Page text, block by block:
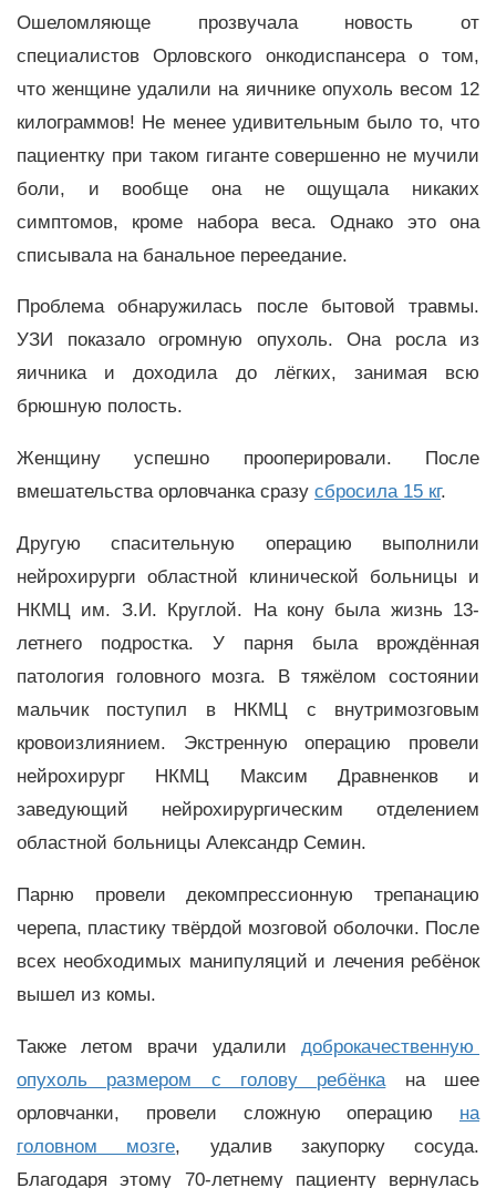
Ошеломляюще прозвучала новость от
специалистов Орловского онкодиспансера о том,
что женщине удалили на яичнике опухоль весом 12
килограммов! Не менее удивительным было то, что
пациентку при таком гиганте совершенно не мучили
боли, и вообще она не ощущала никаких
симптомов, кроме набора веса. Однако это она
списывала на банальное переедание.
Проблема обнаружилась после бытовой травмы.
УЗИ показало огромную опухоль. Она росла из
яичника и доходила до лёгких, занимая всю
брюшную полость.
Женщину успешно прооперировали. После
вмешательства орловчанка сразу сбросила 15 кг.
Другую спасительную операцию выполнили
нейрохирурги областной клинической больницы и
НКМЦ им. З.И. Круглой. На кону была жизнь 13-
летнего подростка. У парня была врождённая
патология головного мозга. В тяжёлом состоянии
мальчик поступил в НКМЦ с внутримозговым
кровоизлиянием. Экстренную операцию провели
нейрохирург НКМЦ Максим Дравненков и
заведующий нейрохирургическим отделением
областной больницы Александр Семин.
Парню провели декомпрессионную трепанацию
черепа, пластику твёрдой мозговой оболочки. После
всех необходимых манипуляций и лечения ребёнок
вышел из комы.
Также летом врачи удалили доброкачественную
опухоль размером с голову ребёнка на шее
орловчанки, провели сложную операцию на
головном мозге, удалив закупорку сосуда.
Благодаря этому 70-летнему пациенту вернулась